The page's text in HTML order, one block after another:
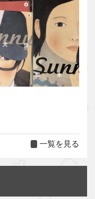
一覧を見る